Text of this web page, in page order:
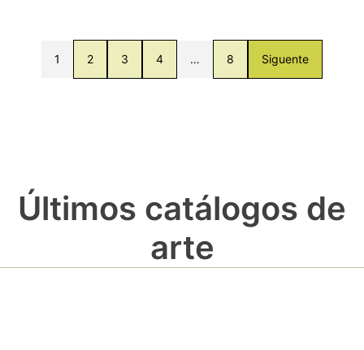
1 2 3 4 … 8 Siguente
Últimos catálogos de
arte